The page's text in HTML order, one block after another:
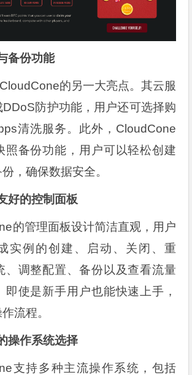
备份功能
的另一大亮点。其云服
防护功能，用户还可选择购
清洗服务。此外，CloudCone
照备份功能，用户可以轻松创建
，确保数据安全。
好的控制面板
的管理面板设计简洁直观，用户
实例的创建、启动、关闭、重
、调整配置、备份以及查看流量
即使是新手用户也能快速上手，
流程。
操作系统选择
支持多种主流操作系统，包括